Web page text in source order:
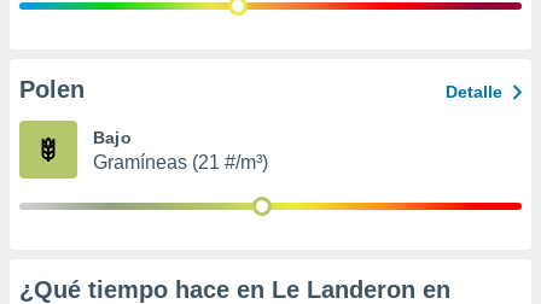
publicidad
de
Polen Detalle
Bajo
Gramíneas (21 #/m³)
¿Qué tiempo hace en Le Landeron en